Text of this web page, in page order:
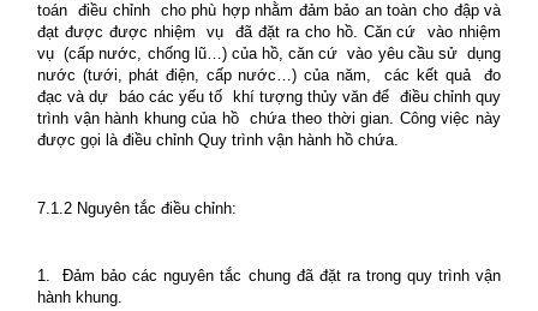
toán
điều chỉnh
cho phù hợp nhằm đảm bảo an toàn cho đập và
đạt được được nhiệm
vụ đã đặt ra cho hồ. Căn cứ
vào nhiệm
vụ (cấp nước, chống lũ…) của hồ, căn cứ vào yêu cầu sử dụng
nước (tưới, phát điện, cấp nước…) của năm,
các kết quả
đo
đạc và dự
báo các yếu tố khí tượng thủy văn để điều chỉnh quy
trình vận hành khung của hồ
chứa theo thời gian. Công việc này
được gọi là điều chỉnh Quy trình vận hành hồ chứa.
7.1.2 Nguyên tắc điều chỉnh:
1.
Đảm bảo các nguyên tắc chung đã đặt ra trong quy trình vận
hành khung.